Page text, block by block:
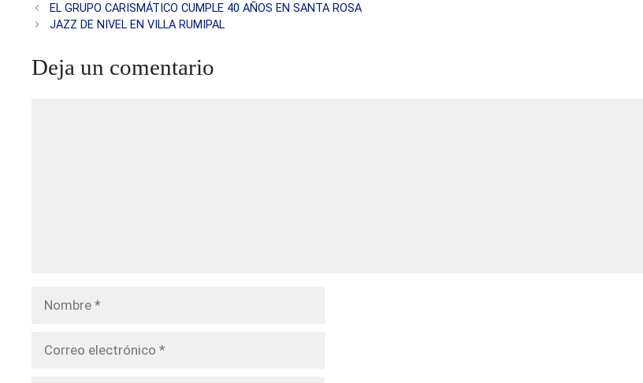
EL GRUPO CARISMÁTICO CUMPLE 40 AÑOS EN SANTA ROSA
JAZZ DE NIVEL EN VILLA RUMIPAL
Deja un comentario
electrónico